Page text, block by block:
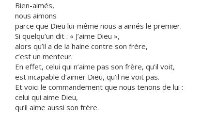
Bien-aimés,
nous aimons
parce que Dieu lui-même nous a aimés le premier.
Si quelqu’un dit : « J’aime Dieu »,
alors qu’il a de la haine contre son frère,
c’est un menteur.
En effet, celui qui n’aime pas son frère, qu’il voit,
est incapable d’aimer Dieu, qu’il ne voit pas.
Et voici le commandement que nous tenons de lui :
celui qui aime Dieu,
qu’il aime aussi son frère.